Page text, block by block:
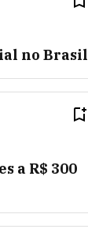
no Brasil
a R$ 300